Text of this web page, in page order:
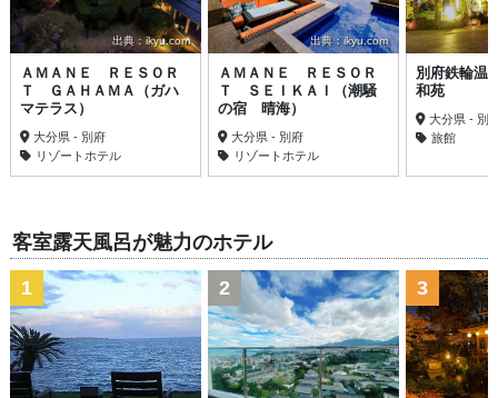
出典：ikyu.com
ＡＭＡＮＥ ＲＥＳＯＲ
Ｔ ＧＡＨＡＭＡ（ガハ
マテラス）
大分県 - 別府
リゾートホテル
出典：ikyu.com
ＡＭＡＮＥ ＲＥＳＯＲ
Ｔ ＳＥＩＫＡＩ（潮騒
の宿 晴海）
大分県 - 別府
リゾートホテル
別府鉄輪
和苑
大分県 - 別
旅館
客室露天風呂が魅力のホテル
1 2 3